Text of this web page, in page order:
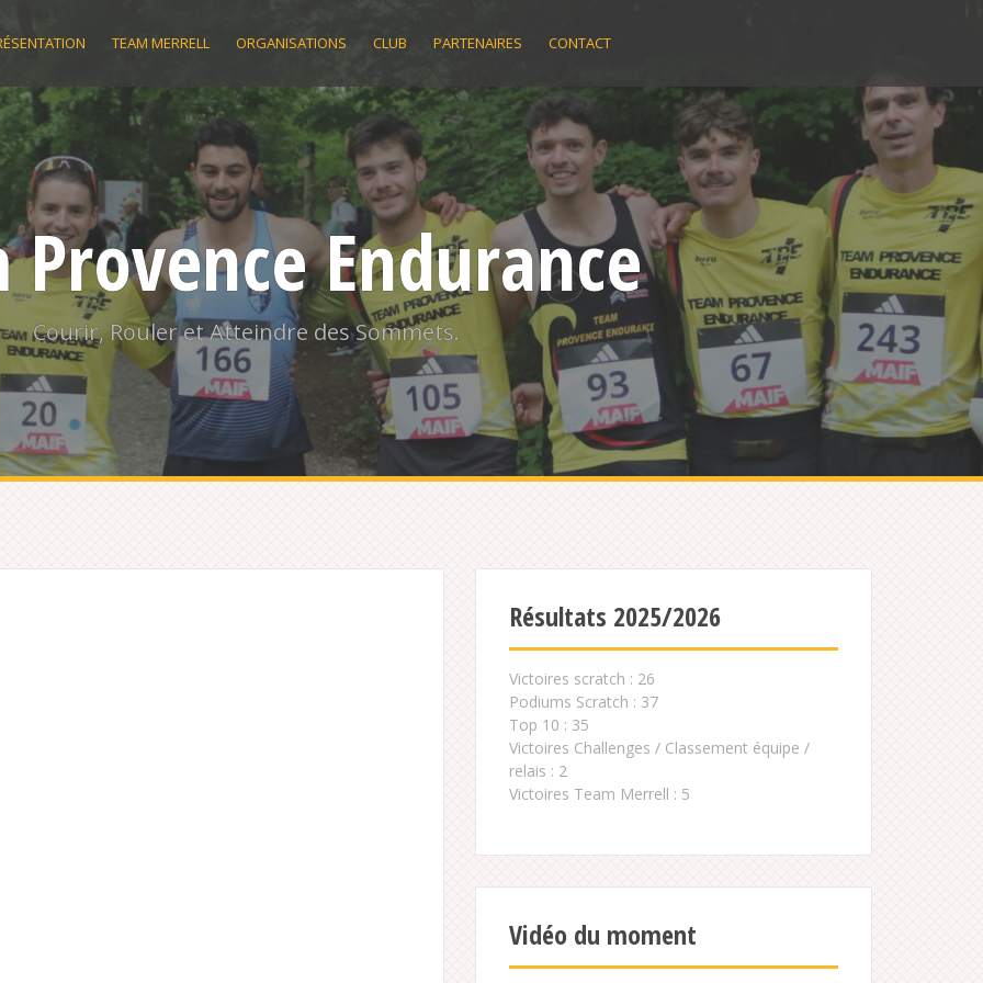
TEAM MERRELL ORGANISATIONS CLUB PARTENAIRES CONTACT
Provence Endurance
Courir, Rouler et Atteindre des Sommets.
Résultats 2025/2026
Victoires scratch : 26
Podiums Scratch : 37
Top 10 : 35
Victoires Challenges / Classement équipe /
relais : 2
Victoires Team Merrell : 5
Vidéo du moment